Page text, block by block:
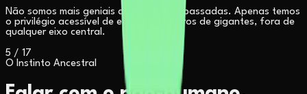
Não somos mais geniais que gerações passadas. Apenas temos
o privilégio acessível de estar nos ombros de gigantes, fora de
qualquer eixo central.
5 / 17
O Instinto Ancestral